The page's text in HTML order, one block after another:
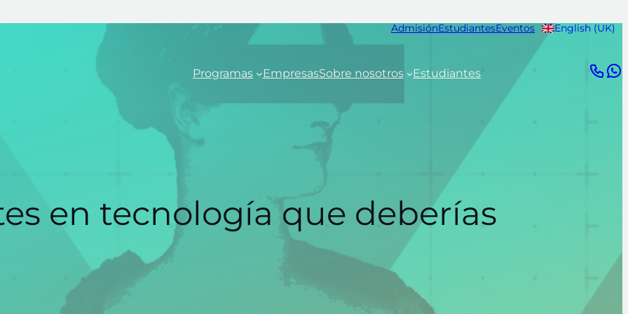
AdmisiónEstudiantesEventos English (UK)
Programas EmpresasSobre nosotros Estudiantes
en tecnología que deberías